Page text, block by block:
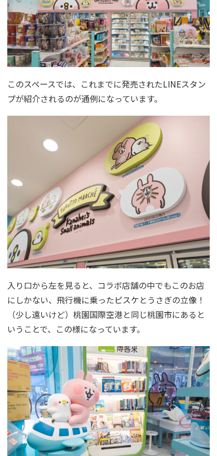
このスペースでは、これまでに発売されたLINEスタン
プが紹介されるのが通例になっています。
入り口から左を見ると、コラボ店舗の中でもこのお店
にしかない、飛行機に乗ったピスケとうさぎの立像！
（少し遠いけど）桃園国際空港と同じ桃園市にあると
いうことで、この様になっています。